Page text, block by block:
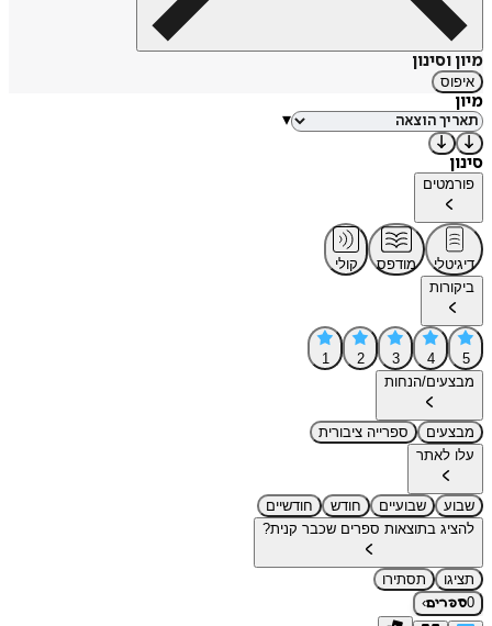
מיון וסינון
איפוס
מיון
▾
סינון
פורמטים
דיגיטלי מודפס
קולי
ביקורות
5
4
3
2
1
מבצעים/הנחות
מבצעים
ספרייה ציבורית
עלו לאתר
שבוע שבועיים חודש
חודשיים
להציג בתוצאות ספרים שכבר קנית?
תציגו
תסתירו
0ספרים›